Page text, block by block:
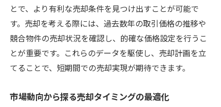
とで、より有利な売却条件を見つけ出すことが可能で
す。売却を考える際には、過去数年の取引価格の推移や
競合物件の売却状況を確認し、的確な価格設定を行うこ
とが重要です。これらのデータを駆使し、売却計画を立
てることで、短期間での売却実現が期待できます。
市場動向から探る売却タイミングの最適化